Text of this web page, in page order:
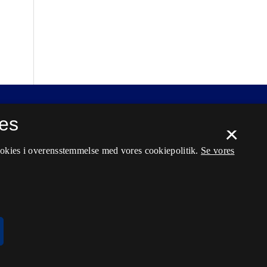
×
i overensstemmelse med vores cookiepolitik. Se vores